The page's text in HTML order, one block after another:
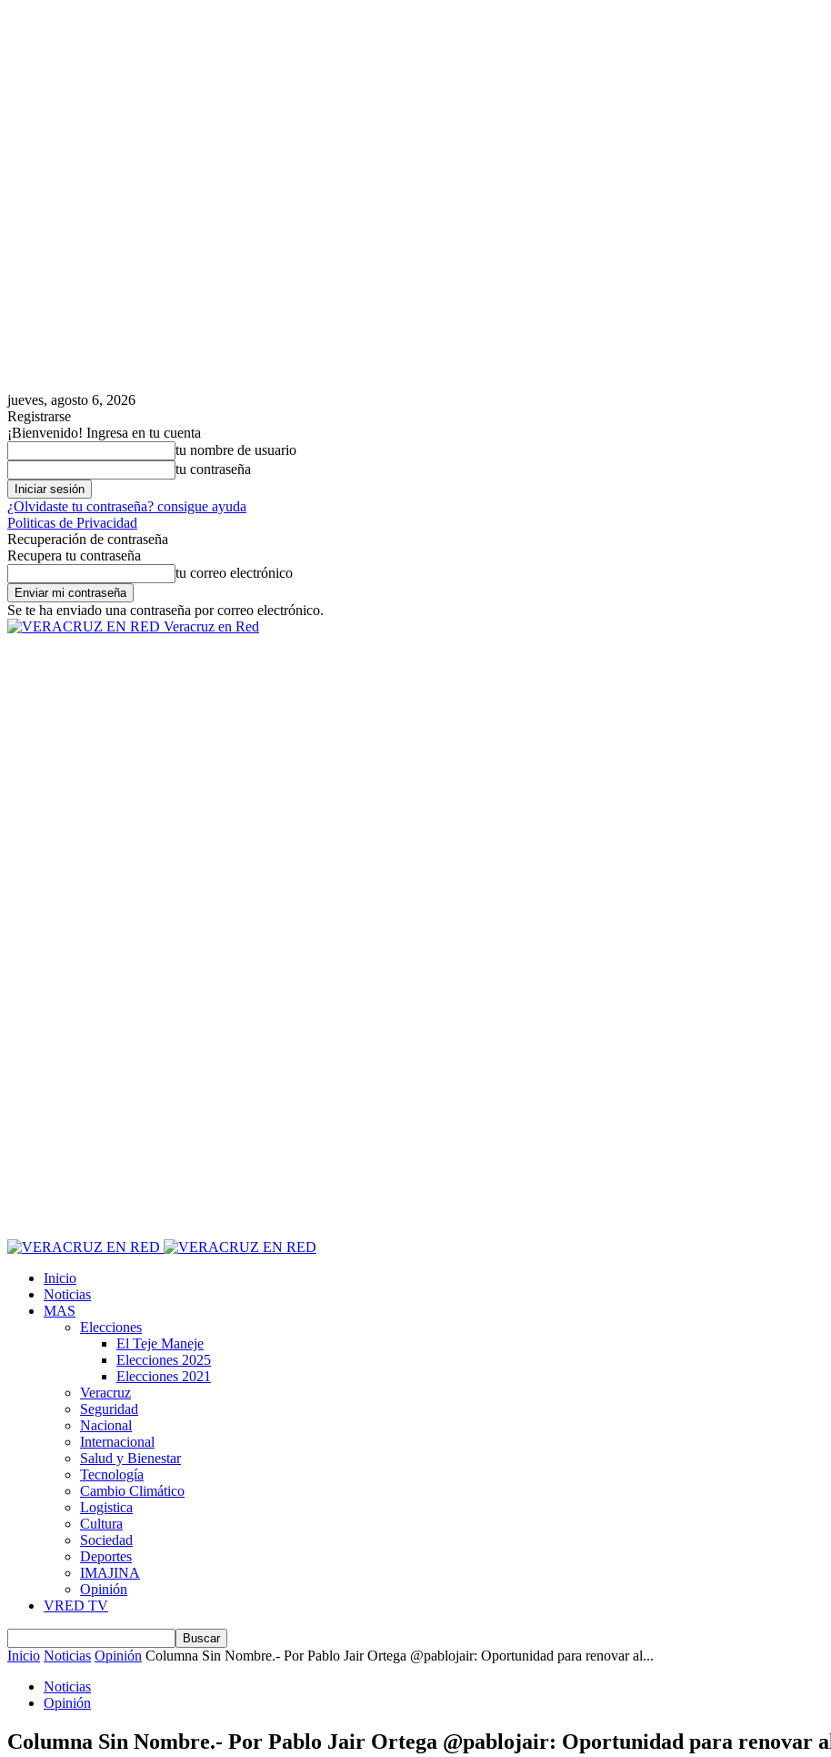
jueves, agosto 6, 2026
Registrarse
¡Bienvenido! Ingresa en tu cuenta
tu nombre de usuario
tu contraseña
¿Olvidaste tu contraseña? consigue ayuda
Politicas de Privacidad
Recuperación de contraseña
Recupera tu contraseña
tu correo electrónico
Se te ha enviado una contraseña por correo electrónico.
Veracruz en Red
Inicio
Noticias
MAS
Elecciones
El Teje Maneje
Elecciones 2025
Elecciones 2021
Veracruz
Seguridad
Nacional
Internacional
Salud y Bienestar
Tecnología
Cambio Climático
Logistica
Cultura
Sociedad
Deportes
IMAJINA
Opinión
VRED TV
Inicio Noticias Opinión Columna Sin Nombre.- Por Pablo Jair Ortega @pablojair: Oportunidad para renovar al...
Noticias
Opinión
Columna Sin Nombre.- Por Pablo Jair Ortega @pablojair: Oportunidad para renovar